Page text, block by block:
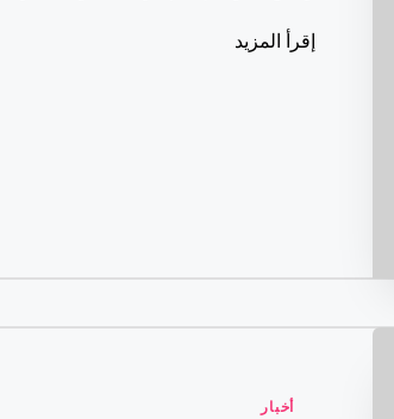
إقرأ المزيد
نُشر
أخبار